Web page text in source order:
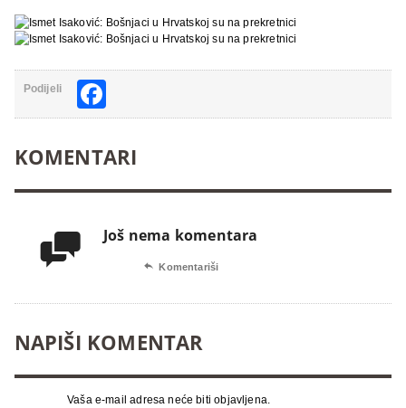
Podijeli
KOMENTARI
 Još nema komentara
 Komentariši
NAPIŠI KOMENTAR
Vaša e-mail adresa neće biti objavljena.